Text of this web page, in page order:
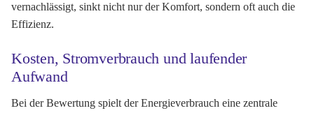
vernachlässigt, sinkt nicht nur der Komfort, sondern oft auch die
Effizienz.
Kosten, Stromverbrauch und laufender
Aufwand
Bei der Bewertung spielt der Energieverbrauch eine zentrale